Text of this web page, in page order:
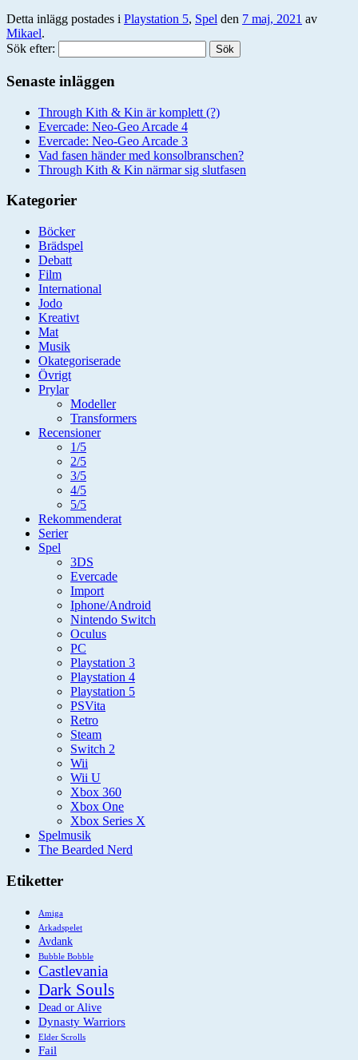
Detta inlägg postades i Playstation 5, Spel den 7 maj, 2021 av
Mikael.
Sök efter:
Senaste inläggen
Through Kith & Kin är komplett (?)
Evercade: Neo-Geo Arcade 4
Evercade: Neo-Geo Arcade 3
Vad fasen händer med konsolbranschen?
Through Kith & Kin närmar sig slutfasen
Kategorier
Böcker
Brädspel
Debatt
Film
International
Jodo
Kreativt
Mat
Musik
Okategoriserade
Övrigt
Prylar
Modeller
Transformers
Recensioner
1/5
2/5
3/5
4/5
5/5
Rekommenderat
Serier
Spel
3DS
Evercade
Import
Iphone/Android
Nintendo Switch
Oculus
PC
Playstation 3
Playstation 4
Playstation 5
PSVita
Retro
Steam
Switch 2
Wii
Wii U
Xbox 360
Xbox One
Xbox Series X
Spelmusik
The Bearded Nerd
Etiketter
Amiga
Arkadspelet
Avdank
Bubble Bobble
Castlevania
Dark Souls
Dead or Alive
Dynasty Warriors
Elder Scrolls
Fail